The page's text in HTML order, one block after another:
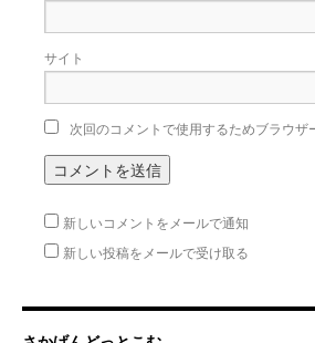
サイト
次回のコメントで使用するためブラウ
新しいコメントをメールで通知
新しい投稿をメールで受け取る